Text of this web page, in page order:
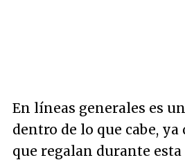
En líneas generales es
dentro de lo que cabe,
que regalan durante